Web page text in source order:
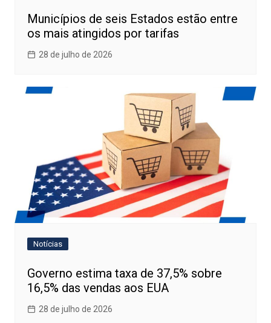
Municípios de seis Estados estão entre
os mais atingidos por tarifas
28 de julho de 2026
Notícias
Governo estima taxa de 37,5% sobre
16,5% das vendas aos EUA
28 de julho de 2026